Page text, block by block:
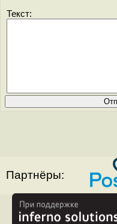
Текст:
Партнёры: